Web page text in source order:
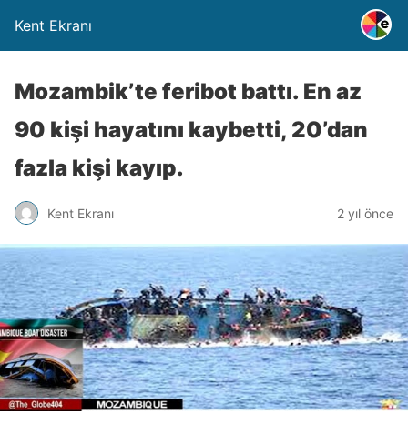
Kent Ekranı
Mozambik’te feribot battı. En az
90 kişi hayatını kaybetti, 20’dan
fazla kişi kayıp.
Kent Ekranı 2 yıl önce